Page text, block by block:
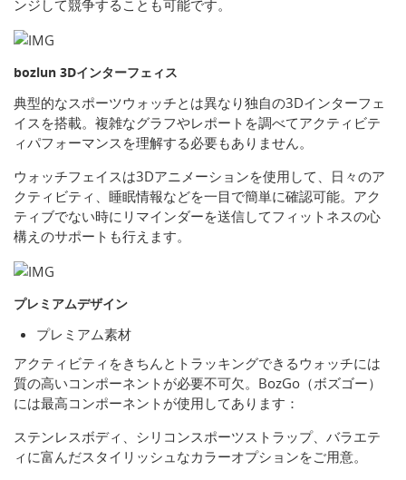
ンジして競争することも可能です。
bozlun 3Dインターフェィス
典型的なスポーツウォッチとは異なり独自の3Dインターフェ
イスを搭載。複雑なグラフやレポートを調べてアクティビテ
ィパフォーマンスを理解する必要もありません。
ウォッチフェイスは3Dアニメーションを使用して、日々のア
クティビティ、睡眠情報などを一目で簡単に確認可能。アク
ティブでない時にリマインダーを送信してフィットネスの心
構えのサポートも行えます。
プレミアムデザイン
プレミアム素材
アクティビティをきちんとトラッキングできるウォッチには
質の高いコンポーネントが必要不可欠。BozGo（ボズゴー）
には最高コンポーネントが使用してあります：
ステンレスボディ、シリコンスポーツストラップ、バラエテ
ィに富んだスタイリッシュなカラーオプションをご用意。